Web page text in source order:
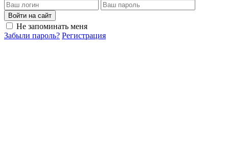
Войти на сайт
Не запоминать меня
Забыли пароль? Регистрация